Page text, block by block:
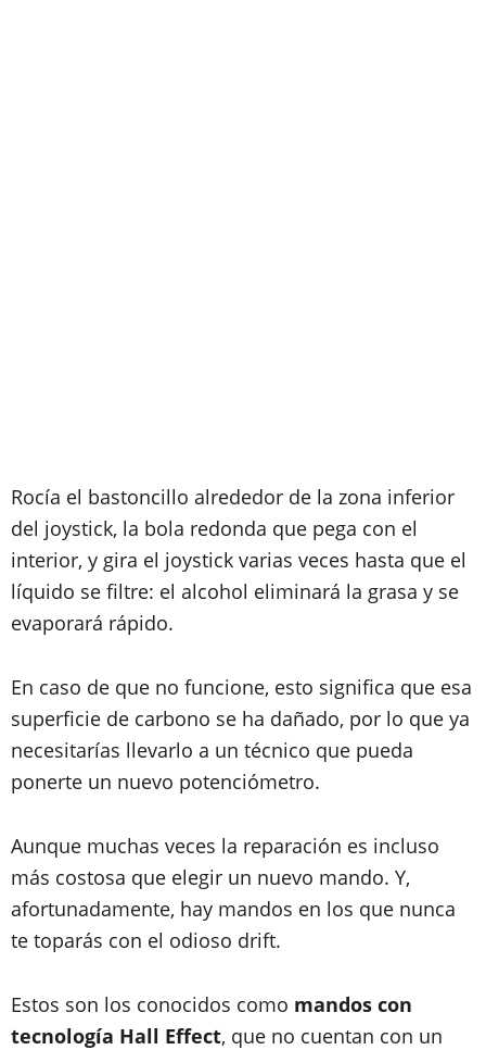
Rocía el bastoncillo alrededor de la zona inferior
del joystick, la bola redonda que pega con el
interior, y gira el joystick varias veces hasta que el
líquido se filtre: el alcohol eliminará la grasa y se
evaporará rápido.
En caso de que no funcione, esto significa que esa
superficie de carbono se ha dañado, por lo que ya
necesitarías llevarlo a un técnico que pueda
ponerte un nuevo potenciómetro.
Aunque muchas veces la reparación es incluso
más costosa que elegir un nuevo mando. Y,
afortunadamente, hay mandos en los que nunca
te toparás con el odioso drift.
Estos son los conocidos como mandos con
tecnología Hall Effect, que no cuentan con un